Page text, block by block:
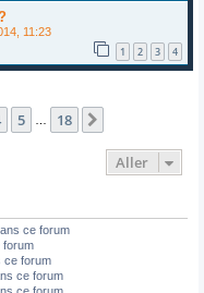
11:23
1 2 3 4
5 18
Aller
ce forum
forum
ce forum
ce forum